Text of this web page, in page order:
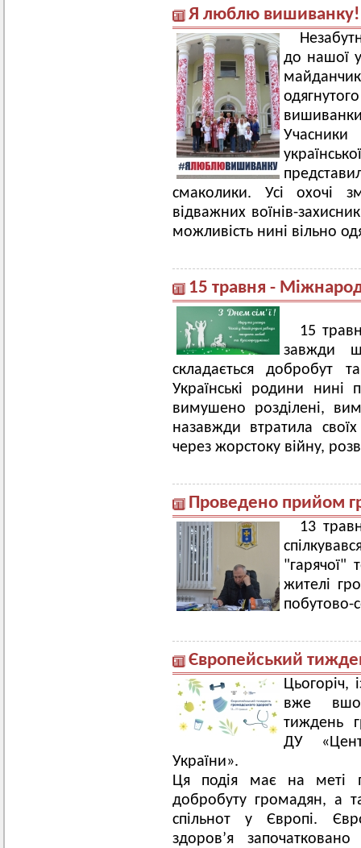
Я люблю вишиванку!
до нашої
смаколики. Усі охочі
відважних воїнів-
можливість нині вільно
15 травня -
15
завжди
складається добробут
Українські родини нині
вимушено розділені,
назавжди втратила
через жорстоку війну,
Проведено прийом
13
"гарячої"
жителі
побутово-
Європейський
Цьогоріч,
вже
тиждень
ДУ
України».
Ця подія має на меті
добробуту громадян, а
спільнот у Європі.
здоров’я